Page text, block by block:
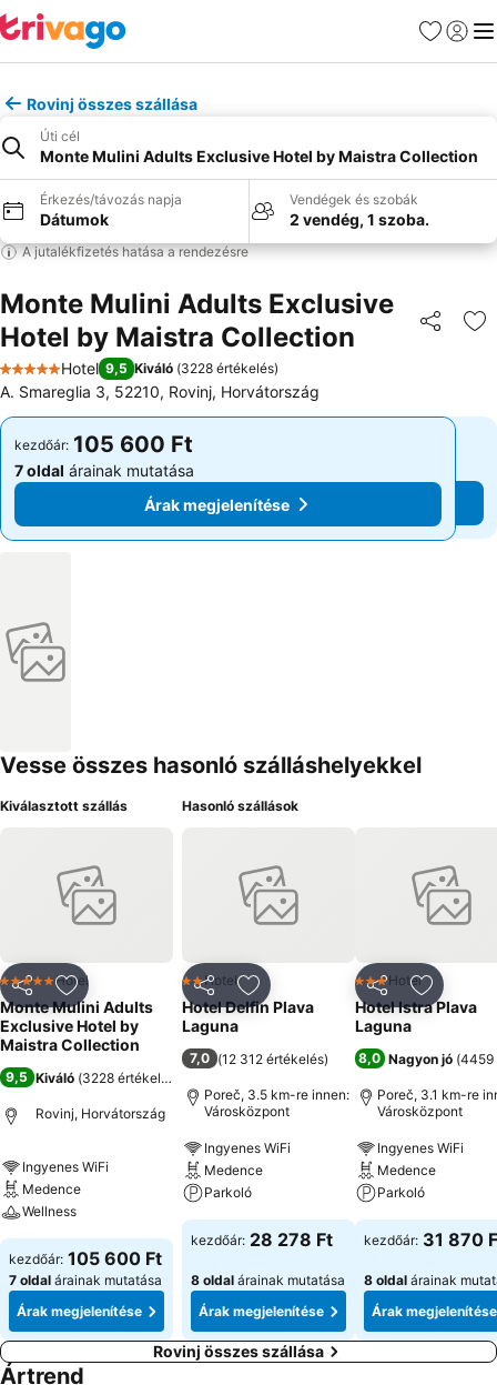
Kedvencek
Rovinj összes szállása
Úti cél
Monte Mulini Adults Exclusive Hotel by Maistra Collection
Érkezés/távozás napja
Dátumok
Vendégek és szobák
2 vendég, 1 szoba.
A jutalékfizetés hatása a rendezésre
Monte Mulini Adults Exclusive
Hotel by Maistra Collection
5 Kategória
Hotel 9,5 Kiváló (3228 értékelés)
A. Smareglia 3, 52210, Rovinj, Horvátország
kezdőár: 105 600 Ft
7 oldal árainak mutatása
Árak megjelenítése
kezdőár: 105 600 Ft
7 oldal árainak mutatása
Árak megjelenítése
Vesse összes hasonló szálláshelyekkel
Kiválasztott szállás
MegosztásHozzáadás a kedvencekhez
5 KategóriaHotel
Monte Mulini Adults
Exclusive Hotel by
Maistra Collection
9,5 Kiváló (3228 értékelés
Rovinj, Horvátország
Ingyenes WiFi
Medence
Wellness
kezdőár: 105 600 Ft
7 oldal árainak mutatása
Árak megjelenítése
Hasonló szállások
MegosztásHozzáadás a kedvencekhez
2 Kategória
Hotel
Hotel Delfin Plava
Laguna
7,0 (12 312 értékelés)
Poreč, 3.5 km-re innen:
Városközpont
Ingyenes WiFi
Medence
Parkoló
kezdőár: 28 278 Ft
8 oldal árainak mutatása
Árak megjelenítése
Megosztás
3 Kategória
Hotel
Hotel Istra Plava
Laguna
8,0 Nagyon jó (4459
Poreč, 3.1 km-re
Városközpont
Ingyenes WiFi
Medence
Parkoló
kezdőár: 31 870
8 oldal árainak
Árak megjelenítése
Rovinj összes szállása
Ártrend